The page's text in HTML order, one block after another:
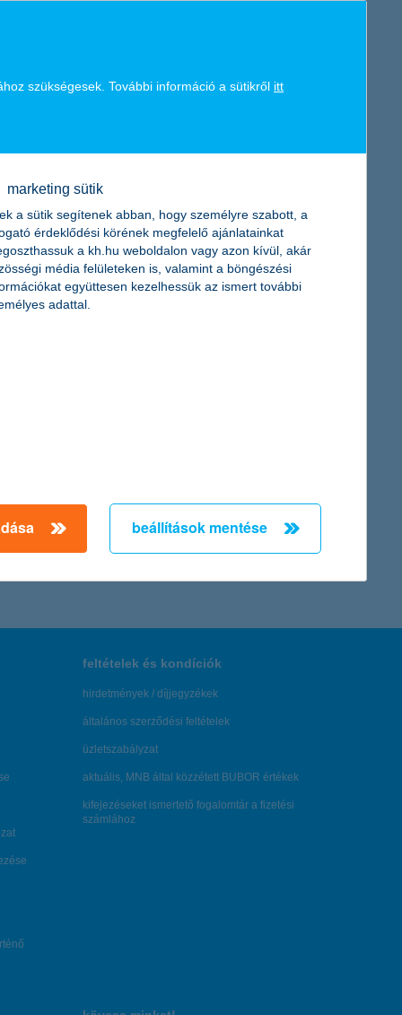
a kiemelkedő pénzügyi teljesítmény, a gazdasági és
megoldások miatt ítélték oda a K&H-nak.
← Első Előző Következő utolsó →
feltételek és kondíciók
hirdetmények / díjjegyzékek
általános szerződési feltételek
üzletszabályzat
aktuális, MNB által közzétett BUBOR értékek
kifejezéseket ismertető fogalomtár a fizetési
számlához
szükségesek. További információ a sütikről itt
marketing sütik
a sütik segítenek abban, hogy személyre szabott, a
érdeklődési körének megfelelő ajánlatainkat
a kh.hu weboldalon vagy azon kívül, akár
média felületeken is, valamint a böngészési
együttesen kezelhessük az ismert további
adattal.
beállítások mentése